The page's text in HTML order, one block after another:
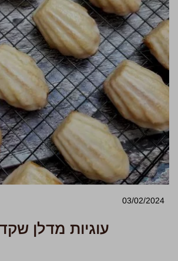
03/02/2024
עוגיות מדלן